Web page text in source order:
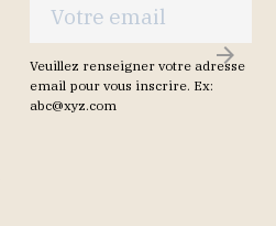
Veuillez renseigner votre adresse
email pour vous inscrire. Ex:
abc@xyz.com
S